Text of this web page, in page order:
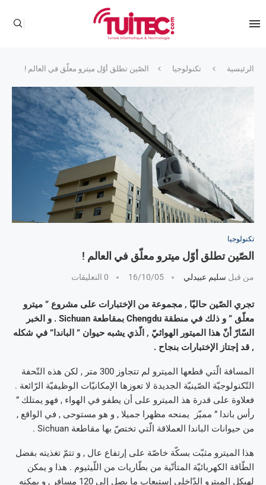
الرئيسية تكنولوجيا الصّين تطلق أوّل ميترو معلّق في العالم !
تكنولوجيا
الصّين تطلق أوّل ميترو معلّق في العالم !
من قبل سليم عبيدلي 16/10/05 0 التعليقات
تجري الصّين حاليّا , مجموعة من الإختبارات على مشروع ” ميترو
معلّق ” و ذلك في منطقة Chengdu بمقاطعة Sichuan . و الخبر
السّارّ أنّ هذا الميتور الهوائيّ , الّذي يشبه حيوان ” الباندا” في شكله
, قد إجتاز الإختبارات بنجاح .
المسافة الّتي قطعها الميترو لم تتجاوز 300 متر , لكن هذه التّحفة
التّكنولوجيّة الصّينيّة الجديدة لا تعوزها الإمكانيّات الوظيفيّة الرّائعة .
فعلاوة على قدرة هذ الميترو على أن يطفو في الهواء , فهو يمتلك ”
رأس باندا ” مميّز يمنحه مظهرا جميلا , و هو مستوحى , في الواقع ,
من حيوانات الباندا العملاقة الّتي تختصّ بها مقاطعة Sichuan .
هذا الميترو مثبّت بسكّة خاصّة على إرتفاع عال , و تتمّ تغذيته بفضل
الطّاقة الكهربائيّة المتأتّية من بطّاريات من اللّيثيوم . هذا و يمكن
لهيكل الميترو الدّاخلي إستيعاب ما يصل إلى 120 مسافر , و يمكنه